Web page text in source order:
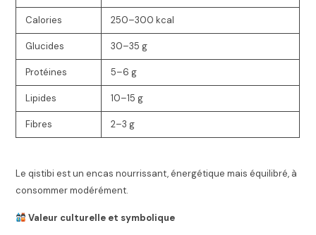
Calories 250–300 kcal
Glucides 30–35 g
Protéines 5–6 g
Lipides 10–15 g
Fibres 2–3 g
Le qistibi est un encas nourrissant, énergétique mais équilibré, à
consommer modérément.
Valeur culturelle et symbolique